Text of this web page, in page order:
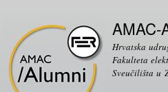
na
glavni
sadržaj
AMAC-
Hrvatska
Fakulteta
Sveučilišta u